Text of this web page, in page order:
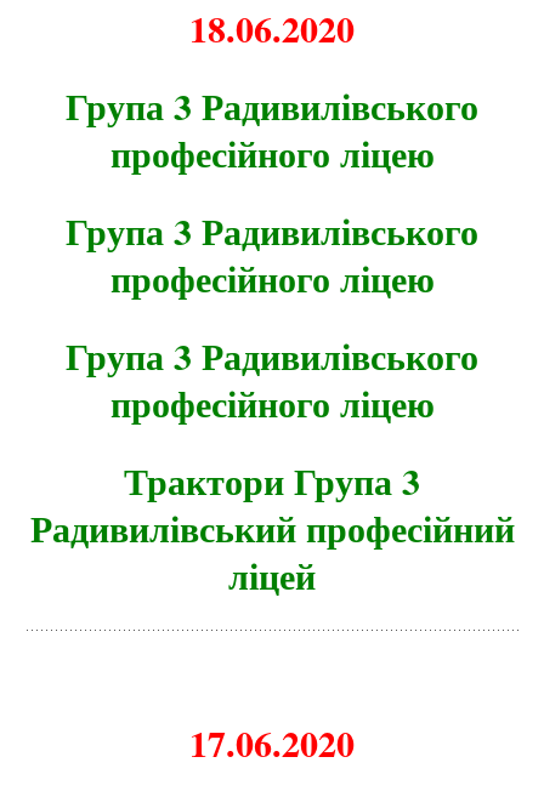
18.06.2020
Група 3 Радивилівського
професійного ліцею
Група 3 Радивилівського
професійного ліцею
Група 3 Радивилівського
професійного ліцею
Трактори Група 3
Радивилівський професійний
ліцей
17.06.2020